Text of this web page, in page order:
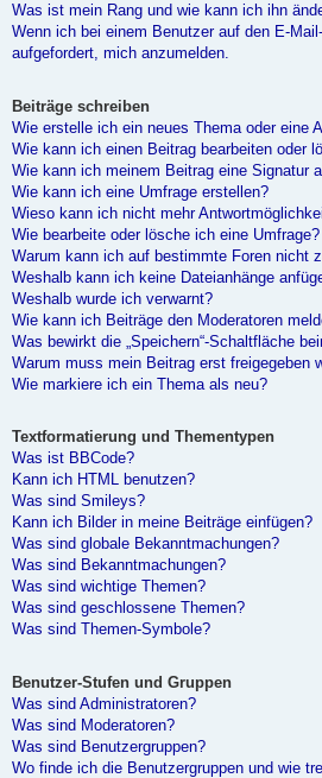
Was ist mein Rang und wie kann ich ihn
Wenn ich bei einem Benutzer auf den E-
aufgefordert, mich anzumelden.
Beiträge schreiben
Wie erstelle ich ein neues Thema oder eine
Wie kann ich einen Beitrag bearbeiten oder
Wie kann ich meinem Beitrag eine Signatur
Wie kann ich eine Umfrage erstellen?
Wieso kann ich nicht mehr
Wie bearbeite oder lösche ich eine Umfrage?
Warum kann ich auf bestimmte Foren nicht
Weshalb kann ich keine Dateianhänge
Weshalb wurde ich verwarnt?
Wie kann ich Beiträge den Moderatoren
Was bewirkt die „Speichern“-Schaltfläche
Warum muss mein Beitrag erst freigegeben
Wie markiere ich ein Thema als neu?
Textformatierung und Thementypen
Was ist BBCode?
Kann ich HTML benutzen?
Was sind Smileys?
Kann ich Bilder in meine Beiträge einfügen?
Was sind globale Bekanntmachungen?
Was sind Bekanntmachungen?
Was sind wichtige Themen?
Was sind geschlossene Themen?
Was sind Themen-Symbole?
Benutzer-Stufen und Gruppen
Was sind Administratoren?
Was sind Moderatoren?
Was sind Benutzergruppen?
Wo finde ich die Benutzergruppen und wie